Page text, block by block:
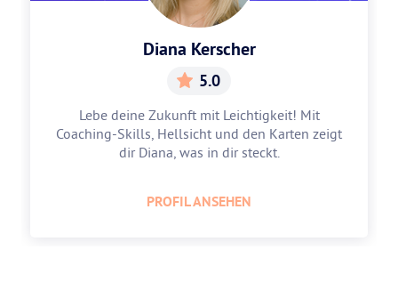
Diana Kerscher
5.0
Lebe deine Zukunft mit Leichtigkeit! Mit
Coaching-Skills, Hellsicht und den Karten zeigt
dir Diana, was in dir steckt.
PROFIL ANSEHEN